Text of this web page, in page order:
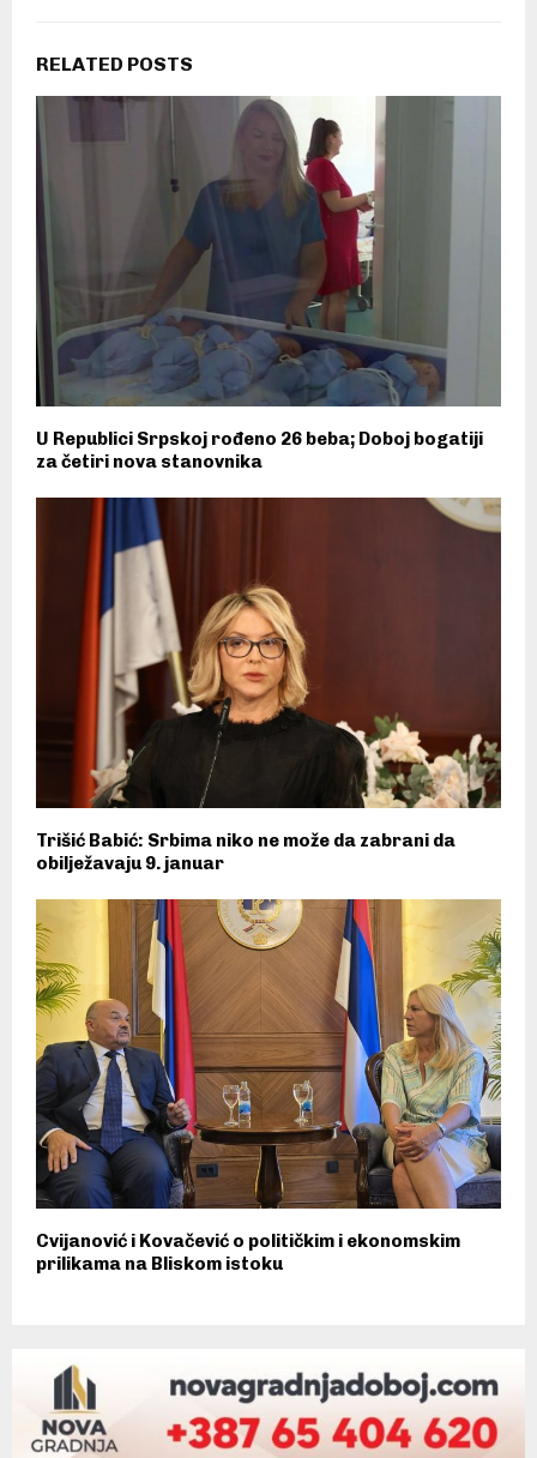
RELATED POSTS
U Republici Srpskoj rođeno 26 beba; Doboj bogatiji
za četiri nova stanovnika
Trišić Babić: Srbima niko ne može da zabrani da
obilježavaju 9. januar
Cvijanović i Kovačević o političkim i ekonomskim
prilikama na Bliskom istoku